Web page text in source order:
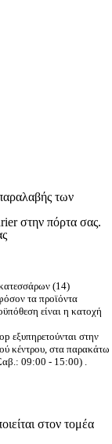
των
στην πόρτα σας.
(14)
τα προϊόντα
είναι η κατοχή
εξυπηρετούνται στην
κέντρου, στα παρακάτω
09:00 - 15:00) .
στον τομέα